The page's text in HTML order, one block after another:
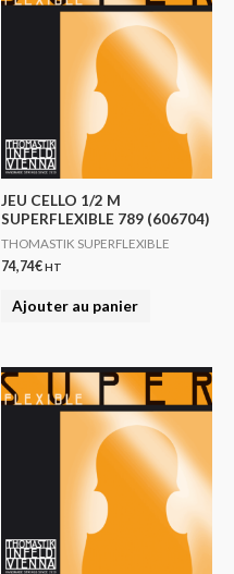
JEU CELLO 1/2 M
SUPERFLEXIBLE 789 (606704)
THOMASTIK SUPERFLEXIBLE
74,74€HT
Ajouter au panier